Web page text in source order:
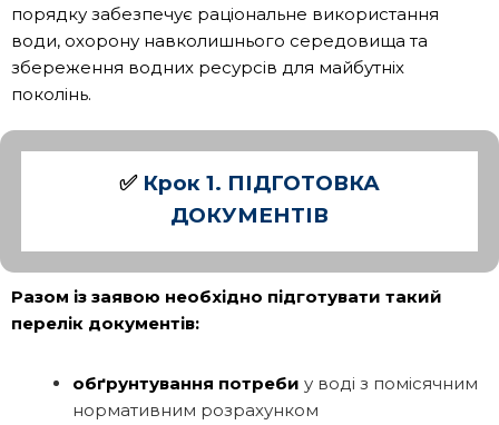
порядку забезпечує раціональне використання
води, охорону навколишнього середовища та
збереження водних ресурсів для майбутніх
поколінь.
✅ Крок 1. ПІДГОТОВКА
ДОКУМЕНТІВ
Разом із заявою необхідно підготувати такий
перелік документів:
обґрунтування потреби у воді з помісячним
нормативним розрахунком